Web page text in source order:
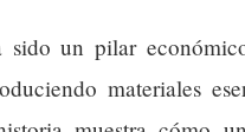
un pilar
materiales